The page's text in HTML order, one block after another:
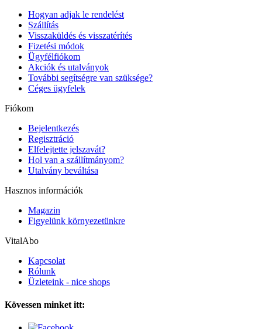
Hogyan adjak le rendelést
Szállítás
Visszaküldés és visszatérítés
Fizetési módok
Ügyfélfiókom
Akciók és utalványok
További segítségre van szüksége?
Céges ügyfelek
Fiókom
Bejelentkezés
Regisztráció
Elfelejtette jelszavát?
Hol van a szállítmányom?
Utalvány beváltása
Hasznos információk
Magazin
Figyelünk környezetünkre
VitalAbo
Kapcsolat
Rólunk
Üzleteink - nice shops
Kövessen minket itt: